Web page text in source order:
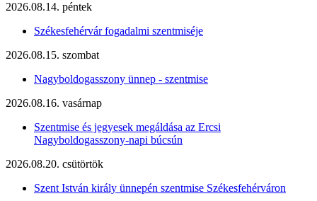
2026.08.14. péntek
Székesfehérvár fogadalmi szentmiséje
2026.08.15. szombat
Nagyboldogasszony ünnep - szentmise
2026.08.16. vasárnap
Szentmise és jegyesek megáldása az Ercsi
Nagyboldogasszony-napi búcsún
2026.08.20. csütörtök
Szent István király ünnepén szentmise Székesfehérváron